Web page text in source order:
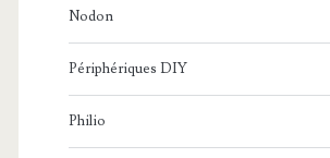
Nodon
Périphériques DIY
Philio